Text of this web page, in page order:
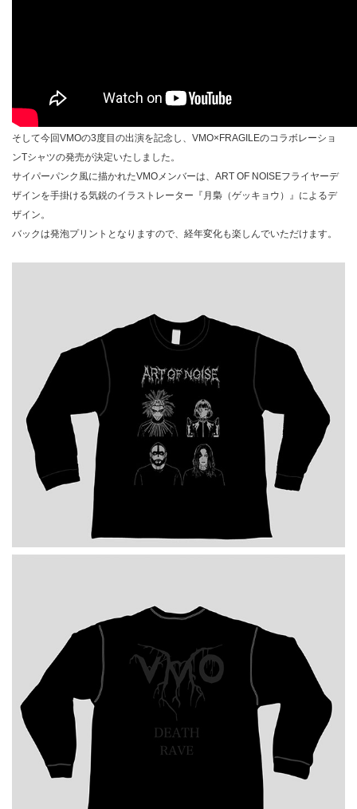
そして今回VMOの3度目の出演を記念し、VMO×FRAGILEのコラボレーショ
ンTシャツの発売が決定いたしました。
サイパーパンク風に描かれたVMOメンバーは、ART OF NOISEフライヤーデ
ザインを手掛ける気鋭のイラストレーター『月梟（ゲッキョウ）』によるデ
ザイン。
バックは発泡プリントとなりますので、経年変化も楽しんでいただけます。